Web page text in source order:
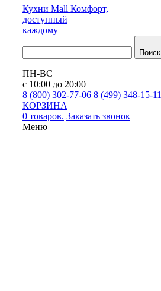
Кухни Mall Комфорт,
доступный
каждому
Поиск
ПН-ВС
с 10:00 до 20:00
8 (800) 302-77-06 8 (499) 348-15-11
КОРЗИНА
0 товаров. Заказать звонок
Меню